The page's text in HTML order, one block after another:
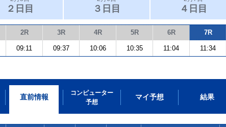
２日目 ３日目 ４日目
2R 3R 4R 5R 6R 7R
09:11 09:37 10:06 10:35 11:04 11:34
直前情報
コンピューター
予想
マイ予想 結果